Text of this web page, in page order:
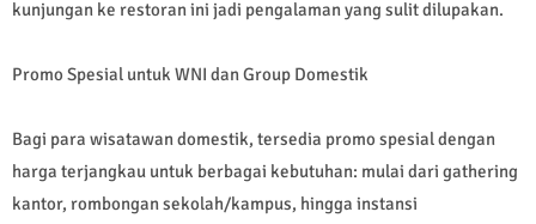
kunjungan ke restoran ini jadi pengalaman yang sulit dilupakan.
Promo Spesial untuk WNI dan Group Domestik
Bagi para wisatawan domestik, tersedia promo spesial dengan
harga terjangkau untuk berbagai kebutuhan: mulai dari gathering
kantor, rombongan sekolah/kampus, hingga instansi